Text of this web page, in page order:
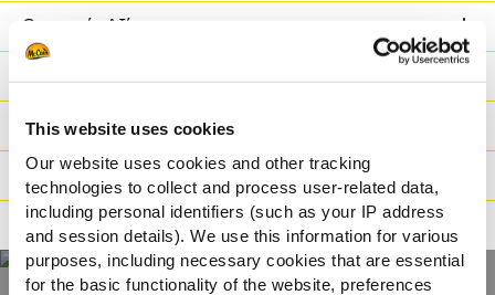
This website uses cookies
Our website uses cookies and other tracking
technologies to collect and process user-related data,
including personal identifiers (such as your IP address
and session details). We use this information for various
purposes, including necessary cookies that are essential
for the basic functionality of the website, preferences
Θρεπτικές Αξίες
Βάρος / Logistics
Οδηγίες μαγειρέματος
Πιστοποιήσεις